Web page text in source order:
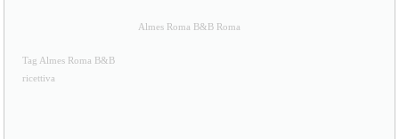
Almes Roma B&B Roma
Tag Almes Roma B&B
ricettiva